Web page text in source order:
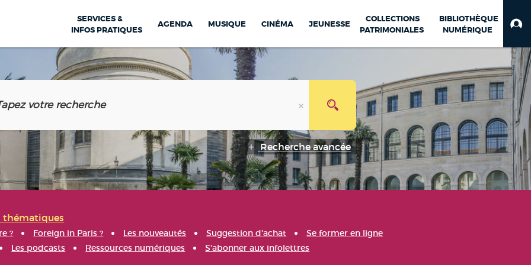
SERVICES &
INFOS PRATIQUES
AGENDA MUSIQUE CINÉMA JEUNESSE
COLLECTIONS
PATRIMONIALES
BIBLIOTHÈQUE
NUMÉRIQUE
Recherche avancée
thématiques
? Foreign in Paris ? Les nouveautés Suggestion d'achat
Se former en ligne
Les podcasts Ressources numériques S'abonner aux infolettres